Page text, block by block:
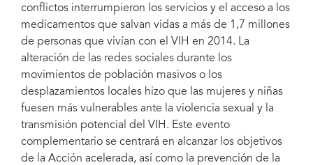
conflictos interrumpieron los servicios y el acceso a los
medicamentos que salvan vidas a más de 1,7 millones
de personas que vivían con el VIH en 2014. La
alteración de las redes sociales durante los
movimientos de población masivos o los
desplazamientos locales hizo que las mujeres y niñas
fuesen más vulnerables ante la violencia sexual y la
transmisión potencial del VIH. Este evento
complementario se centrará en alcanzar los objetivos
de la Acción acelerada, así como la prevención de la